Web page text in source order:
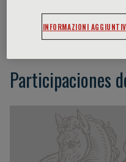
Philippe Grenier
Participaciones
INFORMAZIONI